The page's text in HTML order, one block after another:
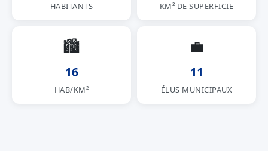
HABITANTS KM² DE SUPERFICIE
🏙
16
HAB/KM²
💼
11
ÉLUS MUNICIPAUX